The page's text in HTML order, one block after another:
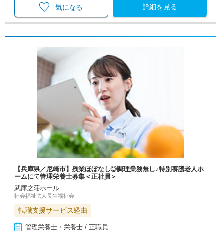
詳細を見る
気になる
【兵庫県／尼崎市】残業ほぼなし◎調理業務無し♪特別養護老人ホ
ームにて管理栄養士募集＜正社員＞
武庫之荘ホール
社会福祉法人長生福祉会
転職支援サービス経由
管理栄養士・栄養士 / 正職員